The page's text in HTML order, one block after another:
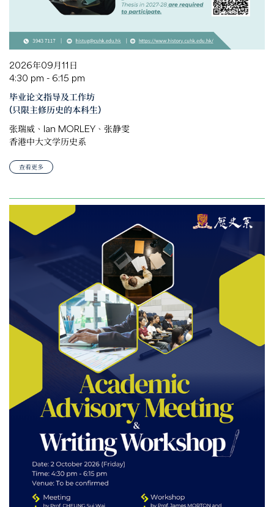
2026年09月11日
4:30 pm - 6:15 pm
毕业论文指导及工作坊
(只限主修历史的本科生)
张瑞威、Ian MORLEY、张静雯
香港中大文学历史系
查看更多